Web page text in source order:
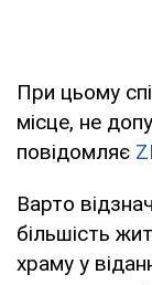
При цьому
місце, не
повідомляє
Варто
більшість
храму у